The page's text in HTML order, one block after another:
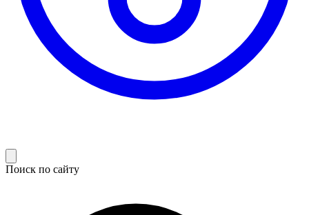
Поиск по сайту